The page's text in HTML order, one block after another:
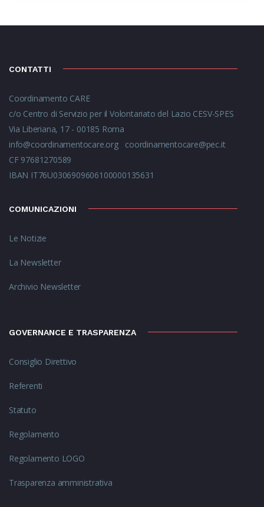
CONTATTI
Coordinamento CARE
c/o Centro di Servizio per il Volontariato del Lazio CESV-SPES
Via Liberiana, 17 - 00185 Roma
info@coordinamentocare.org
coordinamentocare@pec.it
CF 97681270589
IBAN IT76U0306909606100000135631
COMUNICAZIONI
Le Notizie
La Newsletter
Archivio Newsletter
GOVERNANCE E TRASPARENZA
Consiglio Direttivo
Referenti
Statuto
Regolamento
Regolamento LOGO
Trasparenza amministrativa